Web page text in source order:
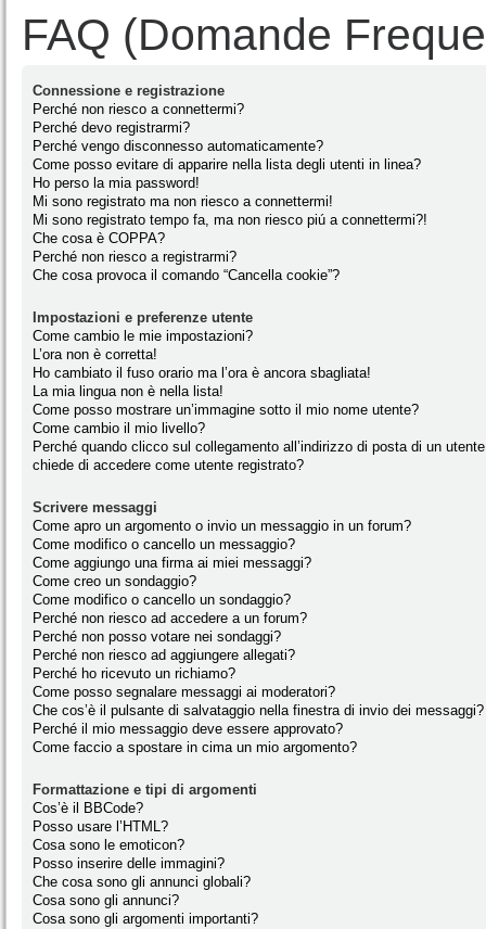
FAQ (Domande
Connessione e registrazione
Perché non riesco a connettermi?
Perché devo registrarmi?
Perché vengo disconnesso automaticamente?
Come posso evitare di apparire nella lista degli utenti in linea?
Ho perso la mia password!
Mi sono registrato ma non riesco a connettermi!
Mi sono registrato tempo fa, ma non riesco piú a connettermi?!
Che cosa è COPPA?
Perché non riesco a registrarmi?
Che cosa provoca il comando “Cancella cookie”?
Impostazioni e preferenze utente
Come cambio le mie impostazioni?
L’ora non è corretta!
Ho cambiato il fuso orario ma l’ora è ancora sbagliata!
La mia lingua non è nella lista!
Come posso mostrare un’immagine sotto il mio nome utente?
Come cambio il mio livello?
Perché quando clicco sul collegamento all’indirizzo di posta di un
chiede di accedere come utente registrato?
Scrivere messaggi
Come apro un argomento o invio un messaggio in un forum?
Come modifico o cancello un messaggio?
Come aggiungo una firma ai miei messaggi?
Come creo un sondaggio?
Come modifico o cancello un sondaggio?
Perché non riesco ad accedere a un forum?
Perché non posso votare nei sondaggi?
Perché non riesco ad aggiungere allegati?
Perché ho ricevuto un richiamo?
Come posso segnalare messaggi ai moderatori?
Che cos’è il pulsante di salvataggio nella finestra di invio dei messaggi?
Perché il mio messaggio deve essere approvato?
Come faccio a spostare in cima un mio argomento?
Formattazione e tipi di argomenti
Cos’è il BBCode?
Posso usare l’HTML?
Cosa sono le emoticon?
Posso inserire delle immagini?
Che cosa sono gli annunci globali?
Cosa sono gli annunci?
Cosa sono gli argomenti importanti?